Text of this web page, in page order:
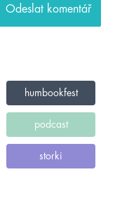
humbookfest
podcast
storki